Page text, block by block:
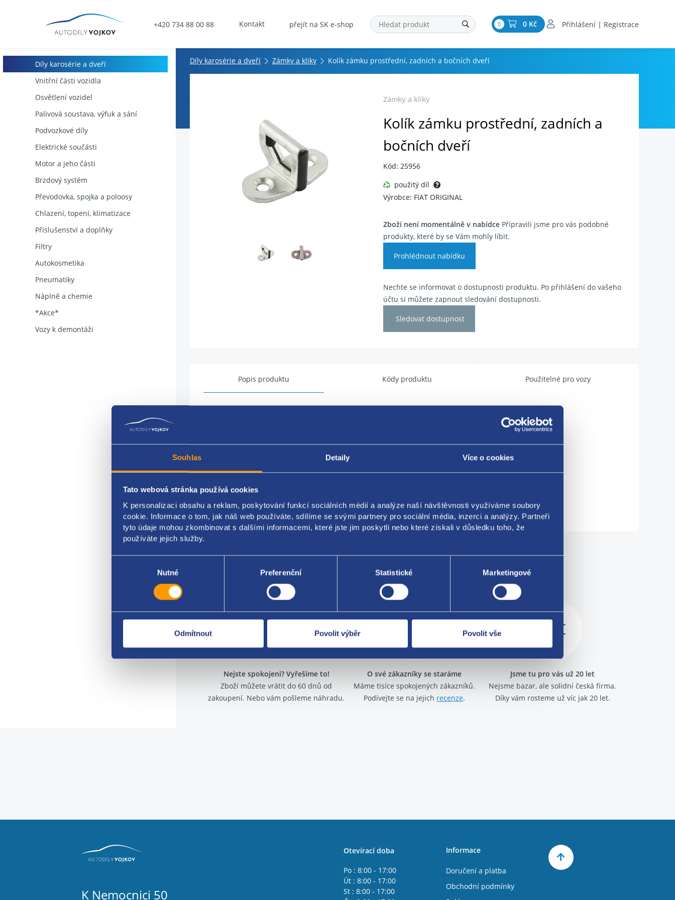
Souhlas Detaily Více o cookies
Tato webová stránka používá cookies
K personalizaci obsahu a reklam, poskytování funkcí sociálních médií a analýze naší návštěvnosti využíváme soubory
cookie. Informace o tom, jak náš web používáte, sdílíme se svými partnery pro sociální média, inzerci a analýzy. Partneři
tyto údaje mohou zkombinovat s dalšími informacemi, které jste jim poskytli nebo které získali v důsledku toho, že
používáte jejich služby.
Nutné Preferenční Statistické Marketingové
Odmítnout Povolit výběr Povolit vše
+420 734 88 00 88 Kontakt přejít na SK e-shop 0 0 Kč Přihlášení | Registrace
Díly karosérie a dveří
Vnitřní části vozidla
Osvětlení vozidel
Palivová soustava, výfuk a sání
Podvozkové díly
Elektrické součásti
Motor a jeho části
Brzdový systém
Převodovka, spojka a poloosy
Chlazení, topení, klimatizace
Příslušenství a doplňky
Filtry
Autokosmetika
Pneumatiky
Náplně a chemie
*Akce*
Vozy k demontáži
Díly karosérie a dveří Zámky a kliky Kolík zámku prostřední, zadních a bočních dveří
Zámky a kliky
Kolík zámku prostřední, zadních a
bočních dveří
Kód: 25956
použitý díl
Výrobce: FIAT ORIGINAL
Zboží není momentálně v nabídcePřípravili jsme pro vás podobné
produkty, které by se Vám mohly líbit.
Prohlédnout nabídku
Nechte se informovat o dostupnosti produktu. Po přihlášení do vašeho
účtu si můžete zapnout sledování dostupnosti.
Sledovat dostupnost
Popis produktu Kódy produktu Použitelné pro vozy
dodávková vozidla( Ducato , Boxer , Jumper ): Přední dveře, posuvné dveře, zadní dělené dveře
Za kvalitu ručíme!
Nejste spokojeni? Vyřešíme to!
Zboží můžete vrátit do 60 dnů od
zakoupení. Nebo vám pošleme náhradu.
O své zákazníky se staráme
Máme tisíce spokojených zákazníků.
Podívejte se na jejich recenze.
Jsme tu pro vás už 20 let
Nejsme bazar, ale solidní česká firma.
Díky vám rosteme už víc jak 20 let.
K Nemocnici 50
Otevírací doba
Po : 8:00 - 17:00
Út : 8:00 - 17:00
St : 8:00 - 17:00
Informace
Doručení a platba
Obchodní podmínky